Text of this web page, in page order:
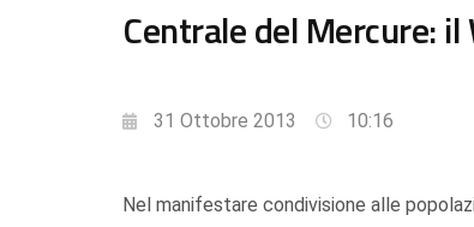
Centrale del Mercure:
31 Ottobre 2013 10:16
Nel manifestare condivisione alle